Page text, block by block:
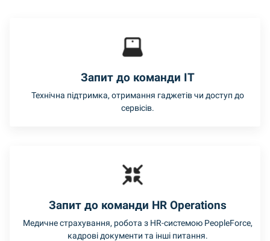
Запит до команди IT
Технічна підтримка, отримання гаджетів чи доступ до
сервісів.
Запит до команди HR Operations
Медичне страхування, робота з HR-системою PeopleForce,
кадрові документи та інші питання.